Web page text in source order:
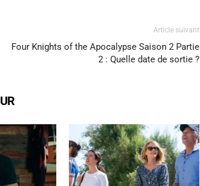
Article suivant
Four Knights of the Apocalypse Saison 2 Partie
2 : Quelle date de sortie ?